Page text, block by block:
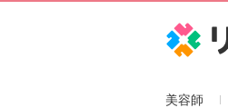
美容師